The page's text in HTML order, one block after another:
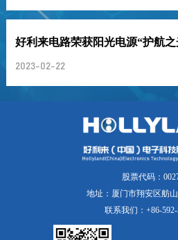
好利来电路荣获阳光电源“护航之
2023-02-22
股票代码：
地址：厦门市翔安区舫
联系我们：+86-592-